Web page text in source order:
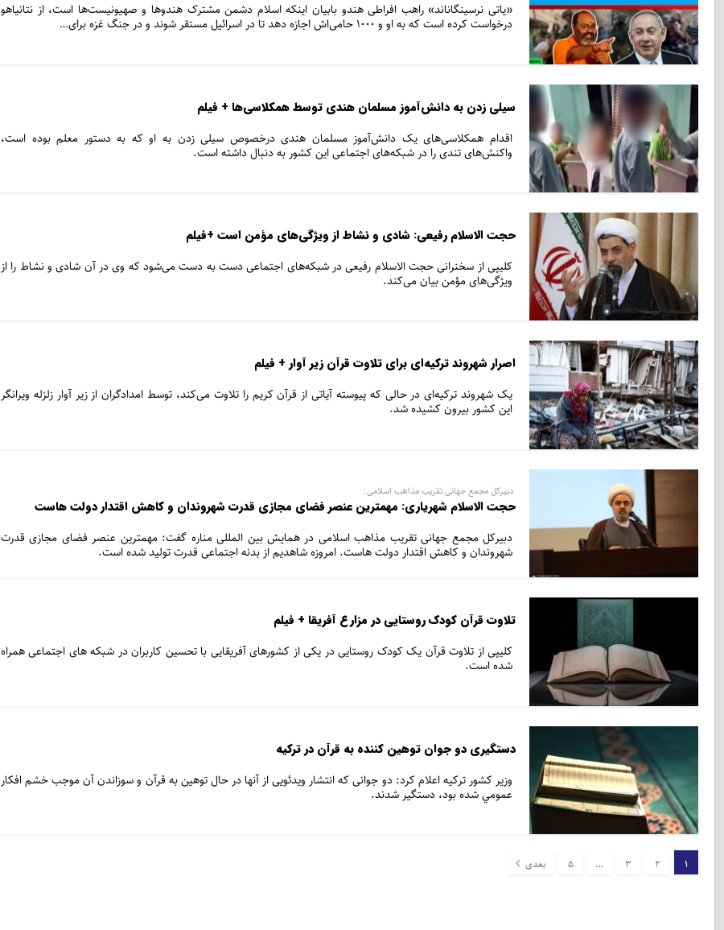
«یاتی نرسینگاناند» راهب افراطی هندو بابیان اینکه اسلام دشمن مشترک هندوها و صهیونیست‌ها است، از نتانیاهو
درخواست کرده است که به او و ۱۰۰۰ حامی‌اش اجازه دهد تا در اسرائیل مستقر شوند و در جنگ غزه برای…
سیلی زدن به دانش‌آموز مسلمان هندی توسط همکلاسی‌ها + فیلم
اقدام همکلاسی‌های یک دانش‌آموز مسلمان هندی درخصوص سیلی زدن به او که به دستور معلم بوده است،
واکنش‌های تندی را در شبکه‌های اجتماعی این کشور به دنبال داشته است.
حجت الاسلام رفیعی: شادی و نشاط از ویژگی‌های مؤمن است +فیلم
کلیپی از سخنرانی حجت الاسلام رفیعی در شبکه‌های اجتماعی دست به دست می‌شود که وی در آن شادی و نشاط را از
ویژگی‌های مؤمن بیان می‌کند.
اصرار شهروند ترکیه‌ای برای تلاوت قرآن زیر آوار + فیلم
یک شهروند ترکیه‌ای در حالی که پیوسته آیاتی از قرآن کریم را تلاوت می‌کند، توسط امدادگران از زیر آوار زلزله ویرانگر
این کشور بیرون کشیده شد.
دبیرکل مجمع جهانی تقریب مذاهب اسلامی:
حجت الاسلام شهریاری: مهمترین عنصر فضای مجازی قدرت شهروندان و کاهش اقتدار دولت هاست
دبیرکل مجمع جهانی تقریب مذاهب اسلامی در همایش بین المللی مناره گفت: مهمترین عنصر فضای مجازی قدرت
شهروندان و کاهش اقتدار دولت هاست. امروزه شاهدیم از بدنه اجتماعی قدرت تولید شده است.
تلاوت قرآن کودک روستایی در مزارع آفریقا + فیلم
کلیپی از تلاوت قرآن یک کودک روستایی در یکی از کشورهای آفریقایی با تحسین کاربران در شبکه های اجتماعی همراه
شده است.
دستگیری دو جوان توهین کننده به قرآن در ترکیه
وزیر کشور ترکیه اعلام کرد: دو جوانی که انتشار ویدئویی از آنها در حال توهین به قرآن و سوزاندن آن موجب خشم افكار
عمومي شده بود، دستگیر شدند.
1
2
3
…
5 بعدی